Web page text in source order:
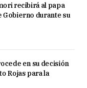
recibirá al papa
Gobierno durante su
en su decisión
Rojas para la